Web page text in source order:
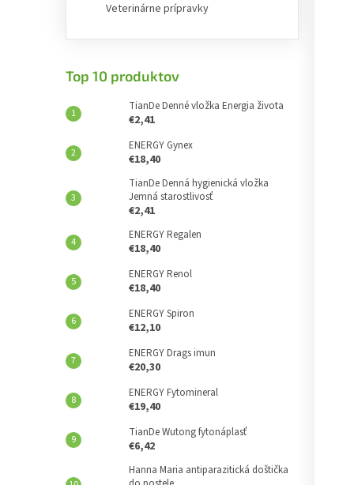
Veterinárne prípravky
Top 10 produktov
TianDe Denné vložka Energia života
€2,41
ENERGY Gynex
€18,40
TianDe Denná hygienická vložka
Jemná starostlivosť
€2,41
ENERGY Regalen
€18,40
ENERGY Renol
€18,40
ENERGY Spiron
€12,10
ENERGY Drags imun
€20,30
ENERGY Fytomineral
€19,40
TianDe Wutong fytonáplasť
€6,42
Hanna Maria antiparazitická doštička